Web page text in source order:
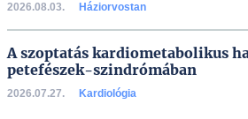
2026.08.03. Háziorvostan
A szoptatás kardiometabolikus
petefészek-szindrómában
2026.07.27. Kardiológia